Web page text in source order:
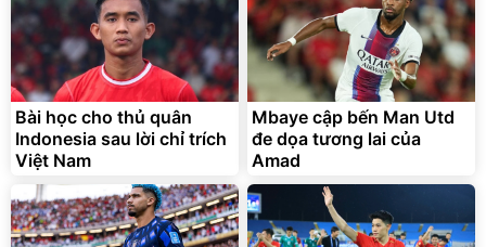
Bài học cho thủ quân
Indonesia sau lời chỉ trích
Việt Nam
Mbaye cập bến Man Utd
đe dọa tương lai của
Amad